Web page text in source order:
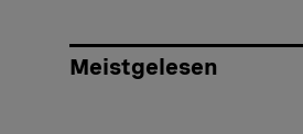
Meistgelesen